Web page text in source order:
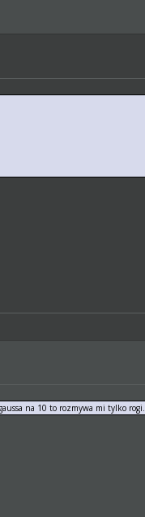
na 10 to rozmywa mi tylko rogi.